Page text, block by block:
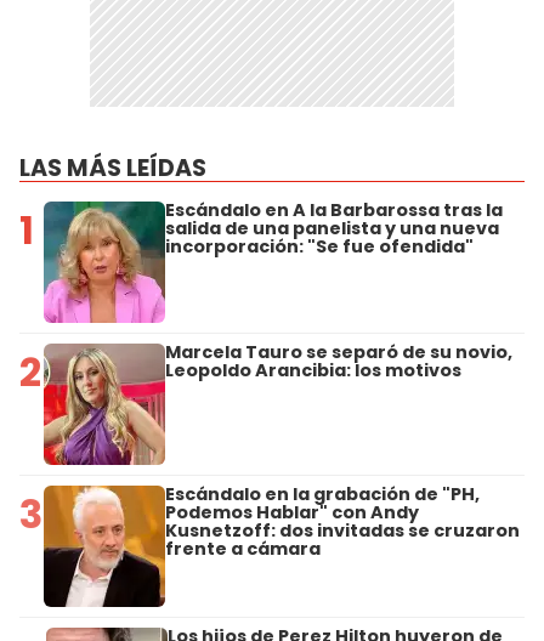
LAS MÁS LEÍDAS
1 Escándalo en A la Barbarossa tras la
salida de una panelista y una nueva
incorporación: "Se fue ofendida"
2 Marcela Tauro se separó de su novio,
Leopoldo Arancibia: los motivos
3 Escándalo en la grabación de "PH,
Podemos Hablar" con Andy
Kusnetzoff: dos invitadas se cruzaron
frente a cámara
Los hijos de Perez Hilton huyeron de